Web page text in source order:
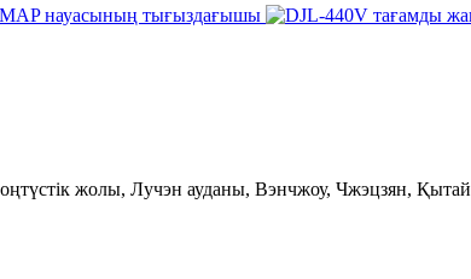
жолы, Лучэн ауданы, Вэнчжоу, Чжэцзян, Қытай